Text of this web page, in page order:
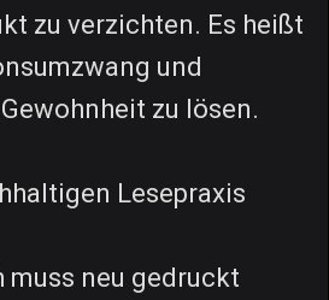
zu verzichten. Es heißt
und
zu lösen.
Lesepraxis
muss neu gedruckt